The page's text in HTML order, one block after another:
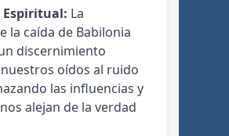
La
la caída de Babilonia
discernimiento
oídos al ruido
las influencias y
alejan de la verdad